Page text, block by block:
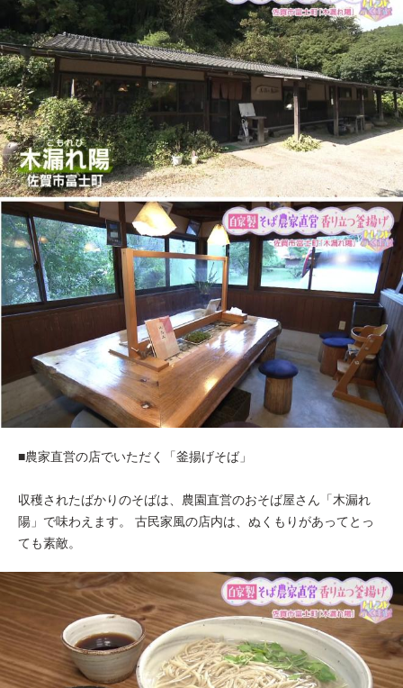
■農家直営の店でいただく「釜揚げそば」
収穫されたばかりのそばは、農園直営のおそば屋さん「木漏れ
陽」で味わえます。 古民家風の店内は、ぬくもりがあってとっ
ても素敵。